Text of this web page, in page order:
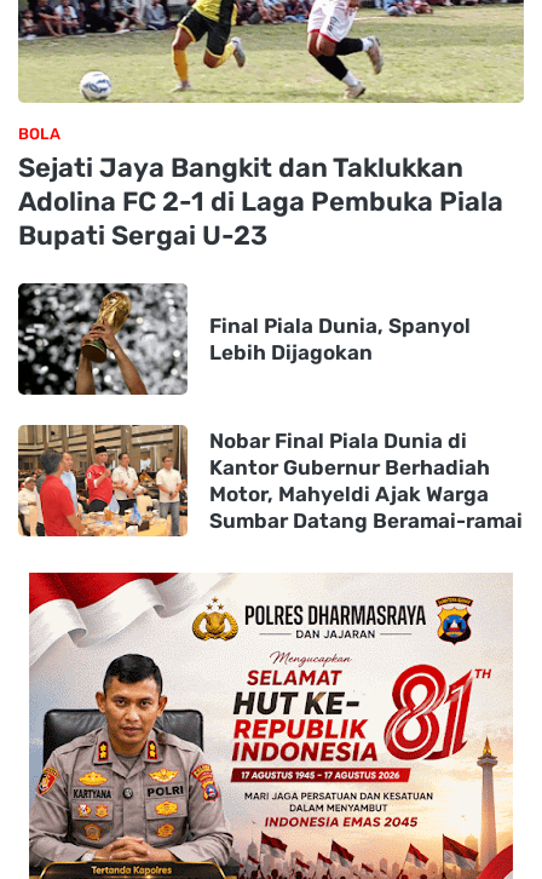
BOLA
Sejati Jaya Bangkit dan Taklukkan
Adolina FC 2-1 di Laga Pembuka Piala
Bupati Sergai U-23
Final Piala Dunia, Spanyol
Lebih Dijagokan
Nobar Final Piala Dunia di
Kantor Gubernur Berhadiah
Motor, Mahyeldi Ajak Warga
Sumbar Datang Beramai-ramai